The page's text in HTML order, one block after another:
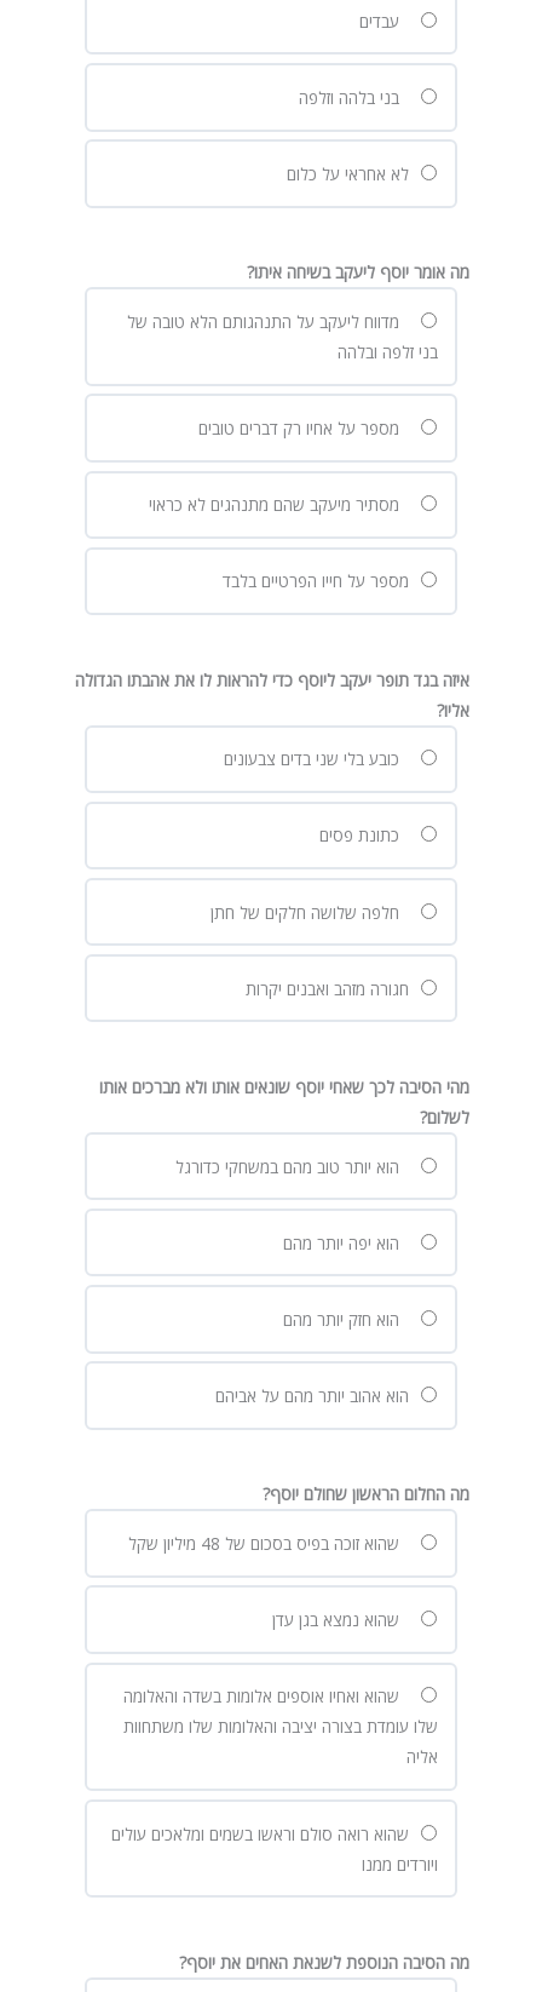
עבדים
בני בלהה וזלפה
לא אחראי על כלום
מה אומר יוסף ליעקב בשיחה איתו?
מדווח ליעקב על התנהגותם הלא טובה של
בני זלפה ובלהה
מספר על אחיו רק דברים טובים
מסתיר מיעקב שהם מתנהגים לא כראוי
מספר על חייו הפרטיים בלבד
איזה בגד תופר יעקב ליוסף כדי להראות לו את אהבתו הגדולה
אליו?
כובע בלי שני בדים צבעונים
כתונת פסים
חלפה שלושה חלקים של חתן
חגורה מזהב ואבנים יקרות
מהי הסיבה לכך שאחי יוסף שונאים אותו ולא מברכים אותו
לשלום?
הוא יותר טוב מהם במשחקי כדורגל
הוא יפה יותר מהם
הוא חזק יותר מהם
הוא אהוב יותר מהם על אביהם
מה החלום הראשון שחולם יוסף?
שהוא זוכה בפיס בסכום של 48 מיליון שקל
שהוא נמצא בגן עדן
שהוא ואחיו אוספים אלומות בשדה והאלומה
שלו עומדת בצורה יציבה והאלומות שלו משתחוות
אליה
שהוא רואה סולם וראשו בשמים ומלאכים עולים
ויורדים ממנו
מה הסיבה הנוספת לשנאת האחים את יוסף?